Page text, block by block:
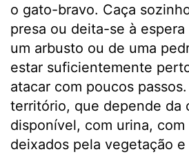
o gato-bravo. Caça
presa ou deita-se à
um arbusto ou de uma
estar suficientemente
atacar com poucos
território, que depende da
disponível, com urina,
deixados pela vegetação